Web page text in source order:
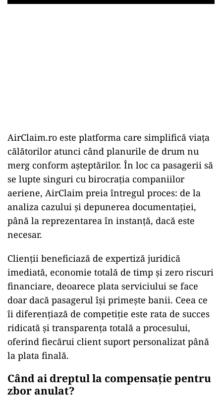
AirClaim.ro este platforma care simplifică viața
călătorilor atunci când planurile de drum nu
merg conform așteptărilor. În loc ca pasagerii să
se lupte singuri cu birocrația companiilor
aeriene, AirClaim preia întregul proces: de la
analiza cazului și depunerea documentației,
până la reprezentarea în instanță, dacă este
necesar.
Clienții beneficiază de expertiză juridică
imediată, economie totală de timp și zero riscuri
financiare, deoarece plata serviciului se face
doar dacă pasagerul își primește banii. Ceea ce
îi diferențiază de competiție este rata de succes
ridicată și transparența totală a procesului,
oferind fiecărui client suport personalizat până
la plata finală.
Când ai dreptul la compensație pentru
zbor anulat?